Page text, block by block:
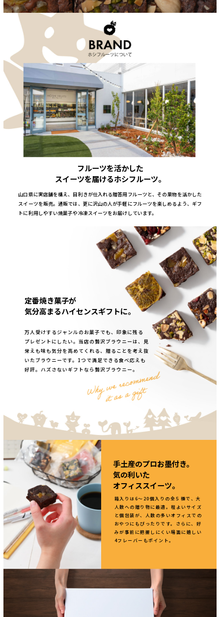
フルーツを活かした
スイーツを届けるホシフルーツ。
山口県に実店舗を構え、目利きが仕入れる贈答用フルーツと、その果物を活かした
スイーツを販売。通販では、更に沢山の人が手軽にフルーツを楽しめるよう、ギフ
トに利用しやすい焼菓子や冷凍スイーツをお届けしています。
定番焼き菓子が
気分高まるハイセンスギフトに。
万人受けするジャンルのお菓子でも、印象に残る
プレゼントにしたい。当店の贅沢ブラウニーは、見
栄えも味も気分を高めてくれる、贈ることを考え抜
いたブラウニーです。1つで満足できる食べ応えも
好評。ハズさないギフトなら贅沢ブラウニー。
手土産のプロお墨付き。
気の利いた
オフィススイーツ。
箱入りは6～20個入りの全５種で、大
人数への贈り物に最適。程よいサイズ
と個包装が、人数の多いオフィスでの
おやつにもぴったりです。さらに、好
みが事前に把握しにくい場面に嬉しい
4フレーバーもポイント。